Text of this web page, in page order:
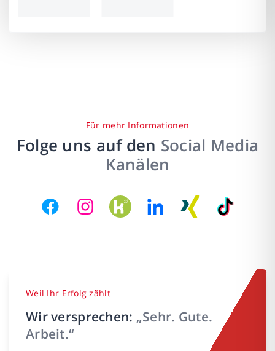
Für mehr Informationen
Folge uns auf den Social Media
Kanälen
Weil Ihr Erfolg zählt
Wir versprechen: „Sehr. Gute.
Arbeit.“